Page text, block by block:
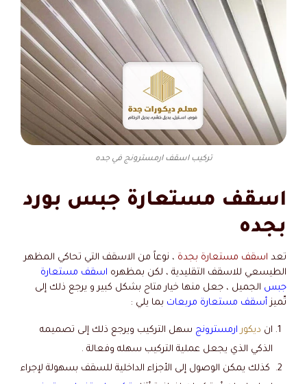
تركيب اسقف ارمسترونج في جده
اسقف مستعارة جبس بورد
بجده
تعد اسقف مستعارة بجدة ، نوعاً من الاسقف التي تحاكي المظهر
الطيسعي للاسقف التقليدية ، لكن بمظهره اسقف مستعارة
جبس الجميل ، جعل منها خيار متاح بشكل كبير و يرجع ذلك إلى
تّميزأسقف مستعارة مربعات بما يلي :
ان ديكورارمسترونج سهل التركيب ويرجع ذلك إلى تصميمه
الذكي الذي يجعل عملية التركيب سهله وفعالة .
كذلك يمكن الوصول إلى الأجزاء الداخلية للسقف بسهولة لإجراء